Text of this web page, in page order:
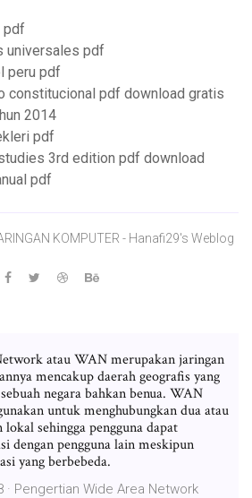
pdf
universales pdf
peru pdf
constitucional pdf download gratis
2014
pdf
3rd edition pdf download
pdf
KOMPUTER - Hanafi29's Weblog
atau WAN merupakan jaringan
mencakup daerah geografis yang
negara bahkan benua. WAN
untuk menghubungkan dua atau
sehingga pengguna dapat
dengan pengguna lain meskipun
yang berbebeda.
· Pengertian Wide Area Network